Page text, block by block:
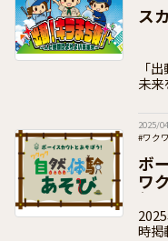
#ボー
#日本
ス
「
未来を～」 ９月の
動！
2025/
#ワク
#日
ボ
ワ
報
2025年度事業
時掲